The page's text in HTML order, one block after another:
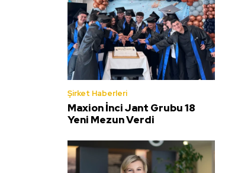
Şirket Haberleri
Maxion İnci Jant Grubu 18
Yeni Mezun Verdi